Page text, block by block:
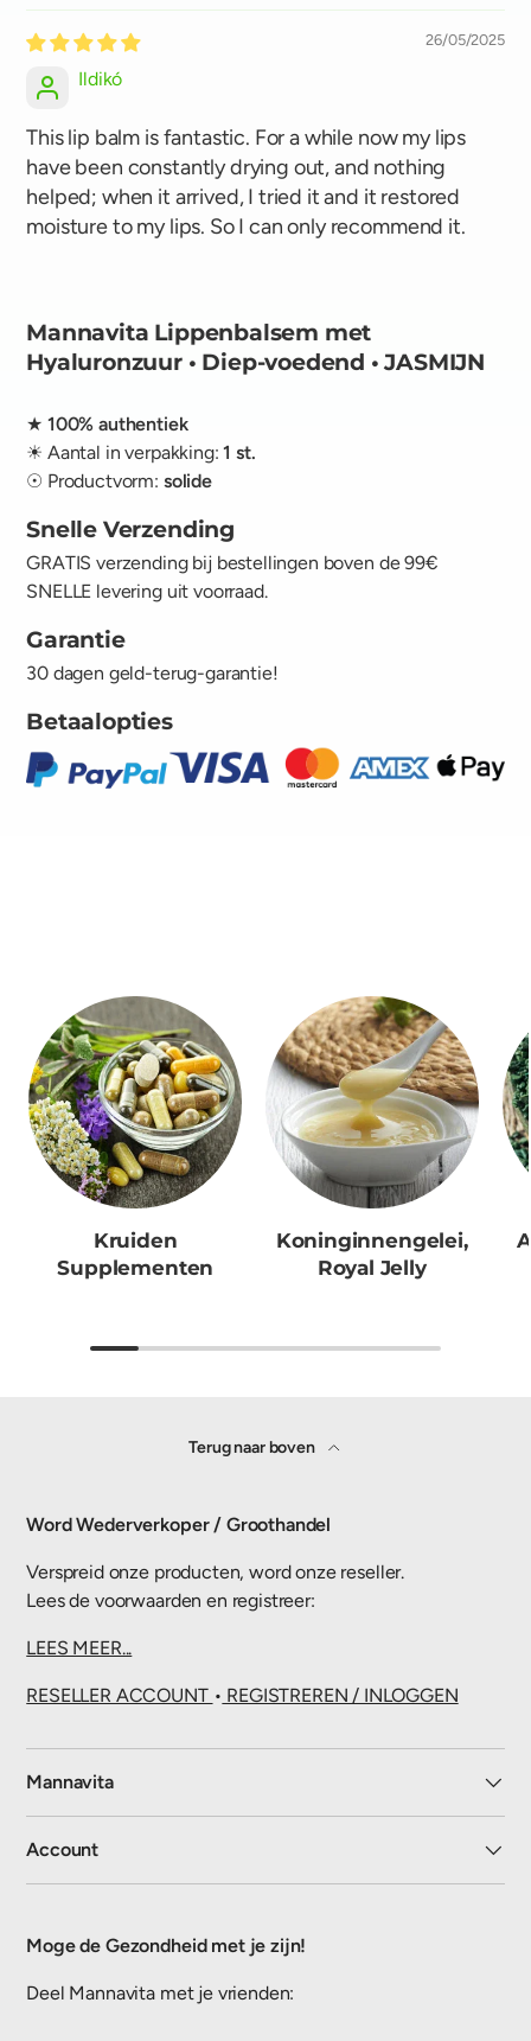
Mannavita Lippenbalsem met
Hyaluronzuur • Diep-voedend • JASMIJN
★ 100% authentiek
☀ Aantal in verpakking:1 st.
☉ Productvorm: solide
Snelle Verzending
GRATIS verzending bij bestellingen boven de 99€
SNELLE levering uit voorraad.
Garantie
30 dagen geld-terug-garantie!
Betaalopties
26/05/2025
Ildikó
This lip balm is fantastic. For a while now my lips
have been constantly drying out, and nothing
helped; when it arrived, I tried it and it restored
moisture to my lips. So I can only recommend it.
Kruiden
Supplementen
Koninginnengelei,
Royal Jelly
Terug naar boven
Word Wederverkoper / Groothandel
Verspreid onze producten, word onze reseller.
Lees de voorwaarden en registreer:
LEES MEER...
RESELLER ACCOUNT • REGISTREREN / INLOGGEN
Mannavita
Account
Moge de Gezondheid met je zijn!
Deel Mannavita met je vrienden: